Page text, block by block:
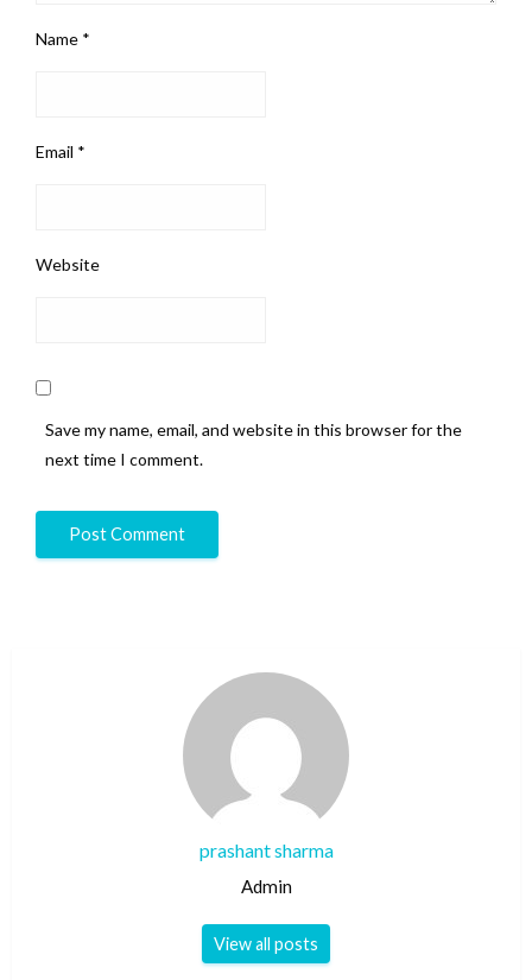
Name *
Email *
Website
Save my name, email, and website in this browser for the
next time I comment.
prashant sharma
Admin
View all posts